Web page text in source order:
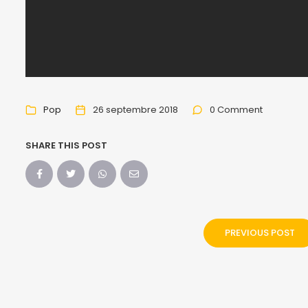
Pop 26 septembre 2018 0 Comment
SHARE THIS POST
PREVIOUS POST